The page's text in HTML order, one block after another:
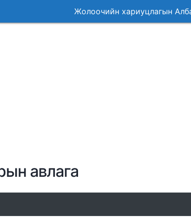
авлага
Жолоочийн хариуцлагын
Жолоочийн хариуцлагын